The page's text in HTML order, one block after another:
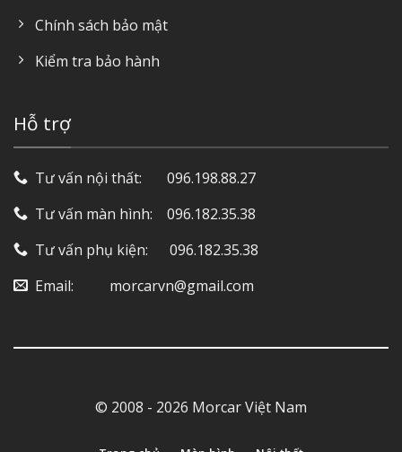
Chính sách bảo mật
Kiểm tra bảo hành
Hỗ trợ
Tư vấn nội thất: ‎ ‎ ‎ ‎ ‎ ‎ 096.198.88.27
Tư vấn màn hình: ‎ ‎ ‎ 096.182.35.38
Tư vấn phụ kiện: ‎ ‎ ‎ ‎‎ ‎ 096.182.35.38
Email: ‎ ‎ ‎ ‎ ‎ ‎ ‎ ‎ ‎ morcarvn@gmail.com
© 2008 - 2026 Morcar Việt Nam